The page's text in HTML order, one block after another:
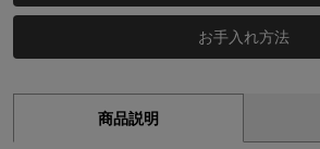
お手入れ方法
商品説明